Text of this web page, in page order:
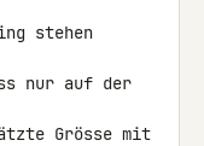
stehen
nur auf der
Grösse mit